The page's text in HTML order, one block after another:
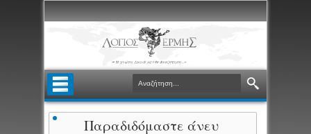
Παραδιδόμαστε άνευ